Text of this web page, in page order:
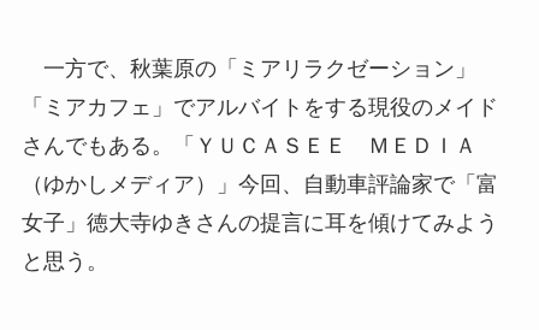
一方で、秋葉原の「ミアリラクゼーション」
「ミアカフェ」でアルバイトをする現役のメイド
さんでもある。「ＹＵＣＡＳＥＥ ＭＥＤＩＡ
（ゆかしメディア）」今回、自動車評論家で「富
女子」徳大寺ゆきさんの提言に耳を傾けてみよう
と思う。